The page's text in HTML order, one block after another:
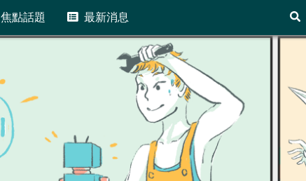
焦點話題 最新消息